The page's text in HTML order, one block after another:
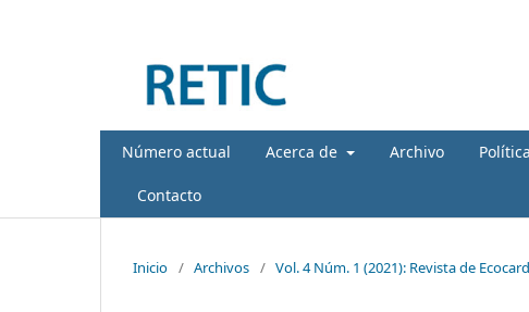
Número actual Acerca de Archivo
Contacto
Inicio / Archivos / Vol. 4 Núm. 1 (2021): Revista de